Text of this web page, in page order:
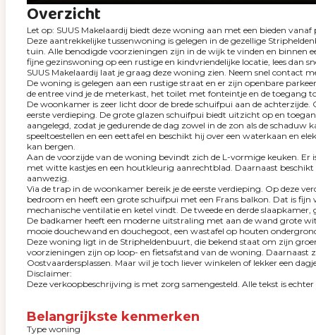
Overzicht
Let op: SUUS Makelaardij biedt deze woning aan met een bieden vanaf
Deze aantrekkelijke tussenwoning is gelegen in de gezellige
tuin. Alle benodigde voorzieningen zijn in de wijk te vinden en binnen
fijne gezinswoning op een rustige en kindvriendelijke locatie, lees dan
SUUS Makelaardij laat je graag deze woning zien. Neem snel contact
De woning is gelegen aan een rustige straat en er zijn openbare
de entree vind je de meterkast, het toilet met fonteintje en de toegang
De woonkamer is zeer licht door de brede schuifpui aan de
eerste verdieping. De grote glazen schuifpui biedt uitzicht op en
aangelegd, zodat je gedurende de dag zowel in de zon als de
speeltoestellen en een eettafel en beschikt hij over een waterkaan en
kan bergen.
Aan de voorzijde van de woning bevindt zich de L-vormige keuken.
met witte kastjes en een houtkleurig aanrechtblad. Daarnaast
aanwezig.
Via de trap in de woonkamer bereik je de eerste verdieping. Op deze
bedroom en heeft een grote schuifpui met een Frans balkon. Dat is
mechanische ventilatie en ketel vindt. De tweede en derde
De badkamer heeft een moderne uitstraling met aan de wand grote
mooie douchewand en douchegoot, een wastafel op houten
Deze woning ligt in de Stripheldenbuurt, die bekend staat om zijn
voorzieningen zijn op loop- en fietsafstand van de woning. Daarnaast
Oostvaardersplassen. Maar wil je toch liever winkelen of lekker een
Disclaimer:
Deze verkoopbeschrijving is met zorg samengesteld. Alle tekst is
Belangrijkste kenmerken
Type woning